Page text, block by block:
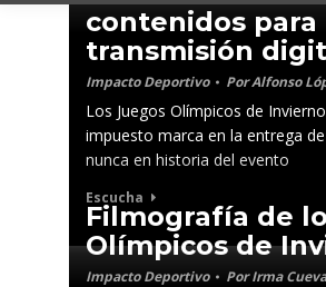
contenidos para
transmisión
Impacto Deportivo PorAlfonso
Los Juegos Olímpicos de
impuesto marca en la entrega
nunca en historia del evento
Escucha
Filmografía de
Olímpicos de
Impacto Deportivo PorIrma